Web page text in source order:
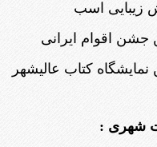
زیبایی اسب
جشن اقوام ایرانی
کتاب عالیشهر
شهری :